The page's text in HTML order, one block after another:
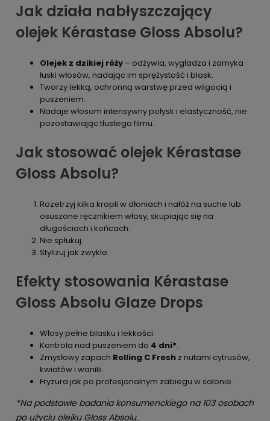
Jak działa nabłyszczający
olejek Kérastase Gloss Absolu?
Olejek z dzikiej róży – odżywia, wygładza i zamyka
łuski włosów, nadając im sprężystość i blask.
Tworzy lekką, ochronną warstwę przed wilgocią i
puszeniem.
Nadaje włosom intensywny połysk i elastyczność, nie
pozostawiając tłustego filmu.
Jak stosować olejek Kérastase
Gloss Absolu?
Rozetrzyj kilka kropli w dłoniach i nałóż na suche lub
osuszone ręcznikiem włosy, skupiając się na
długościach i końcach.
Nie spłukuj.
Stylizuj jak zwykle.
Efekty stosowania Kérastase
Gloss Absolu Glaze Drops
Włosy pełne blasku i lekkości.
Kontrola nad puszeniem do 4 dni*.
Zmysłowy zapach Rolling C Fresh z nutami cytrusów,
kwiatów i wanilii.
Fryzura jak po profesjonalnym zabiegu w salonie.
*Na podstawie badania konsumenckiego na 103 osobach
po użyciu olejku Gloss Absolu.